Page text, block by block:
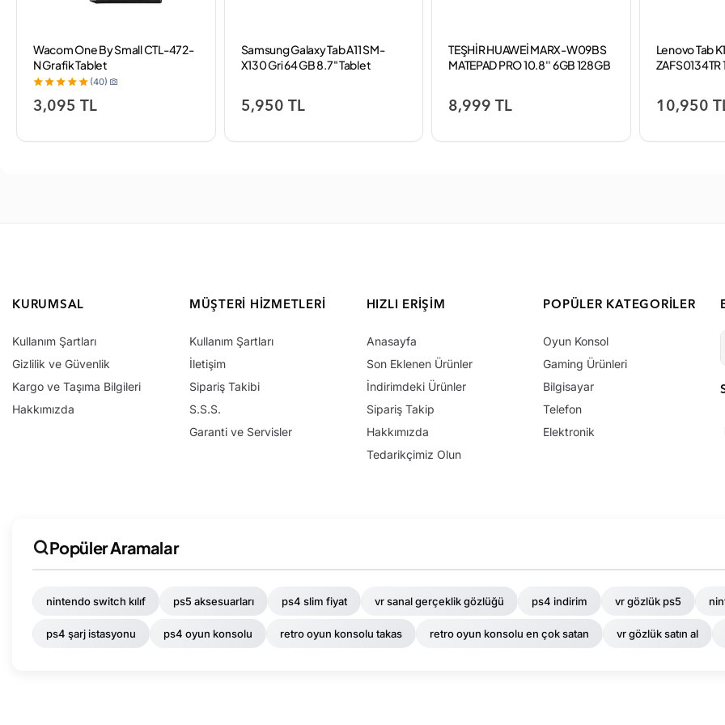
Wacom One By Small CTL-472-
N Grafik Tablet
(40)
3,095 TL
Samsung Galaxy Tab A11 SM-
X130 Gri 64 GB 8.7" Tablet
5,950 TL
TEŞHİR HUAWEİ MARX-W09BS
MATEPAD PRO 10.8'' 6GB 128GB
8,999 TL
Lenovo Tab
ZAFS0134TR
10,950
KURUMSAL
Kullanım Şartları
Gizlilik ve Güvenlik
Kargo ve Taşıma Bilgileri
Hakkımızda
MÜŞTERI HIZMETLERI
Kullanım Şartları
İletişim
Sipariş Takibi
S.S.S.
Garanti ve Servisler
HIZLI ERIŞIM
Anasayfa
Son Eklenen Ürünler
İndirimdeki Ürünler
Sipariş Takip
Hakkımızda
Tedarikçimiz Olun
POPÜLER KATEGORILER
Oyun Konsol
Gaming Ürünleri
Bilgisayar
Telefon
Elektronik
Popüler Aramalar
nintendo switch kılıf ps5 aksesuarları ps4 slim fiyat vr sanal gerçeklik gözlüğü ps4 indirim vr gözlük ps5
ps4 şarj istasyonu ps4 oyun konsolu retro oyun konsolu takas retro oyun konsolu en çok satan vr gözlük satın al